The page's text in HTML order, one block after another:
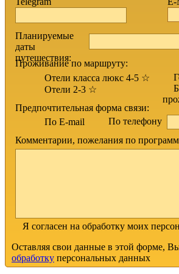
Планируемые
даты
путешествия:
Проживание по маршруту:
Отели класса люкс 4-5 ☆
Отели 2-3 ☆
Предпочтительная форма связи:
По E-mail
По телефону
Комментарии, пожелания по
Я согласен на обработку моих
Оставляя свои данные в этой форме,
обработку персональных данных